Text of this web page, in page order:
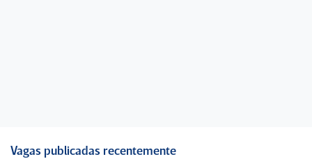
Vagas publicadas recentemente